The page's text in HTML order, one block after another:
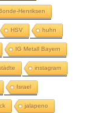
Henriksen
HSV huhn
IG Metall Bayern
instagram
Israel
jalapeno